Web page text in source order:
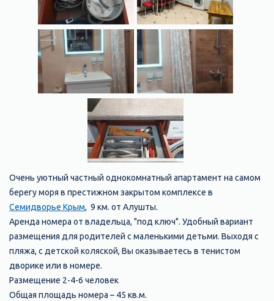
Очень уютный частный однокомнатный апартамент на самом
берегу моря в престижном закрытом комплексе в
Семидворье Крым, 9 км. от Алушты.
Аренда номера от владельца, "под ключ". Удобный вариант
размещения для родителей с маленькими детьми. Выходя с
пляжа, с детской коляской, Вы оказываетесь в тенистом
дворике или в номере.
Размещение 2-4-6 человек
Общая площадь номера – 45 кв.м.